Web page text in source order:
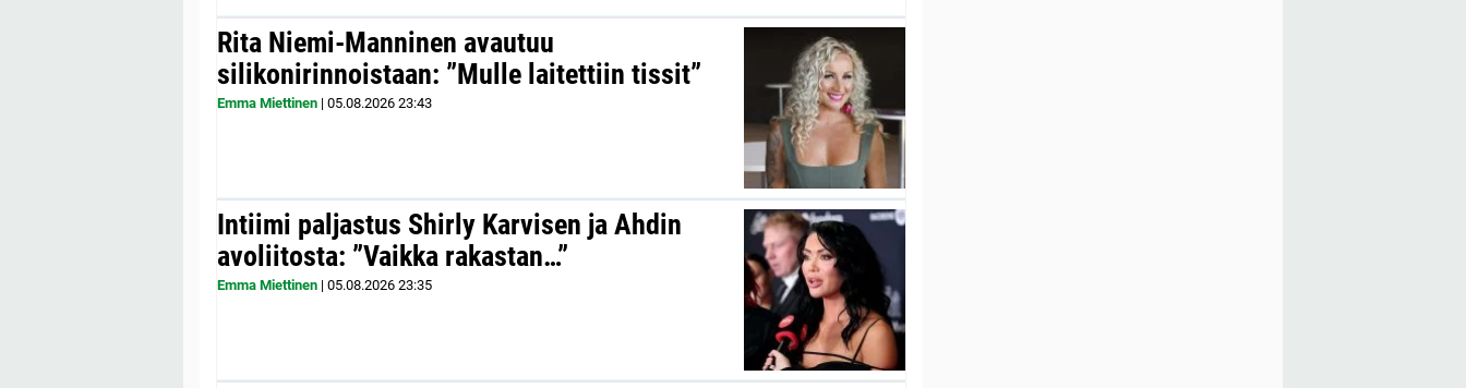
Rita Niemi-Manninen avautuu
silikonirinnoistaan: ”Mulle laitettiin tissit”
Emma Miettinen | 05.08.2026 23:43
Intiimi paljastus Shirly Karvisen ja Ahdin
avoliitosta: ”Vaikka rakastan…”
Emma Miettinen | 05.08.2026 23:35